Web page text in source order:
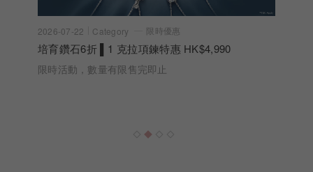
2026-07-22 Category 限時優惠
培育鑽石6折 ▌1 克拉項鍊特惠 HK$4,990
限時活動，數量有限售完即止